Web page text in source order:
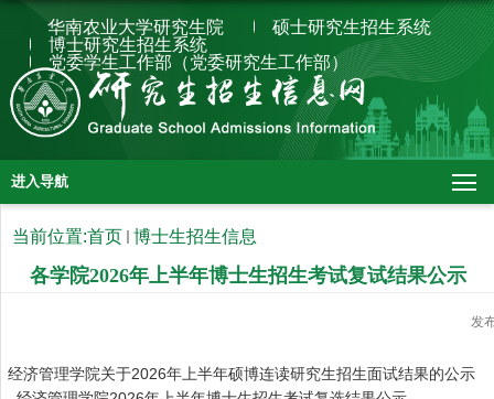
华南农业大学研究生院
硕士研究生招生系统
博士研究生招生系统
党委学生工作部（党委研究生工作部）
进入导航
当前位置:首页 博士生招生信息
各学院2026年上半年博士生招生考试复试结果公示
发
经济管理学院关于2026年上半年硕博连读研究生招生面试结果的公示